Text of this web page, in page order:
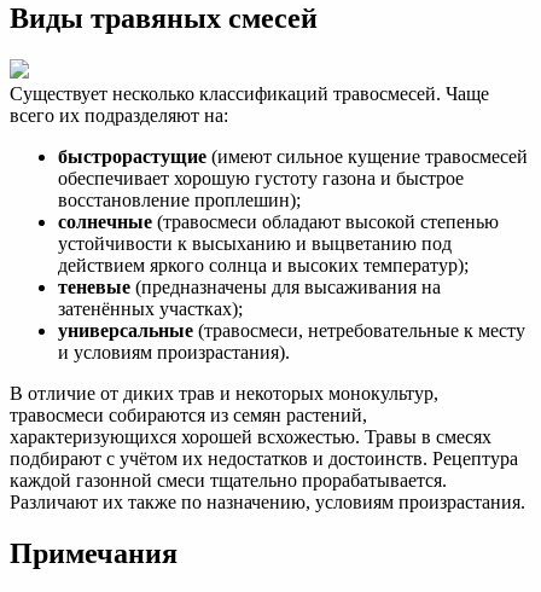
Виды травяных смесей
Существует несколько классификаций травосмесей. Чаще
всего их подразделяют на:
быстрорастущие (имеют сильное кущение травосмесей
обеспечивает хорошую густоту газона и быстрое
восстановление проплешин);
солнечные (травосмеси обладают высокой степенью
устойчивости к высыханию и выцветанию под
действием яркого солнца и высоких температур);
теневые (предназначены для высаживания на
затенённых участках);
универсальные (травосмеси, нетребовательные к месту
и условиям произрастания).
В отличие от диких трав и некоторых монокультур,
травосмеси собираются из семян растений,
характеризующихся хорошей всхожестью. Травы в смесях
подбирают с учётом их недостатков и достоинств. Рецептура
каждой газонной смеси тщательно прорабатывается.
Различают их также по назначению, условиям произрастания.
Примечания